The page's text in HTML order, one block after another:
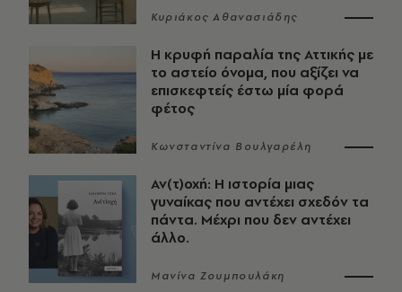
Κυριάκος Αθανασιάδης
Η κρυφή παραλία της Αττικής με
το αστείο όνομα, που αξίζει να
επισκεφτείς έστω μία φορά
φέτος
Κωνσταντίνα Βουλγαρέλη
Αν(τ)οχή: Η ιστορία μιας
γυναίκας που αντέχει σχεδόν τα
πάντα. Μέχρι που δεν αντέχει
άλλο.
Μανίνα Ζουμπουλάκη